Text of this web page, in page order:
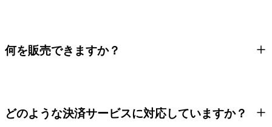
何を販売できますか？
どのような決済サービスに対応していますか？